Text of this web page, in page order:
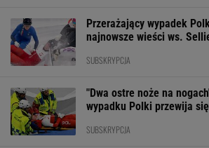
Przerażający wypadek
najnowsze wieści ws.
SUBSKRYPCJA
"Dwa ostre noże na
wypadku Polki przewija
SUBSKRYPCJA